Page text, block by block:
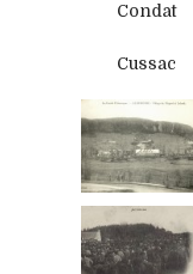
Condat
Cussac